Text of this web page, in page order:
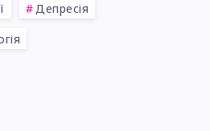
Депресія